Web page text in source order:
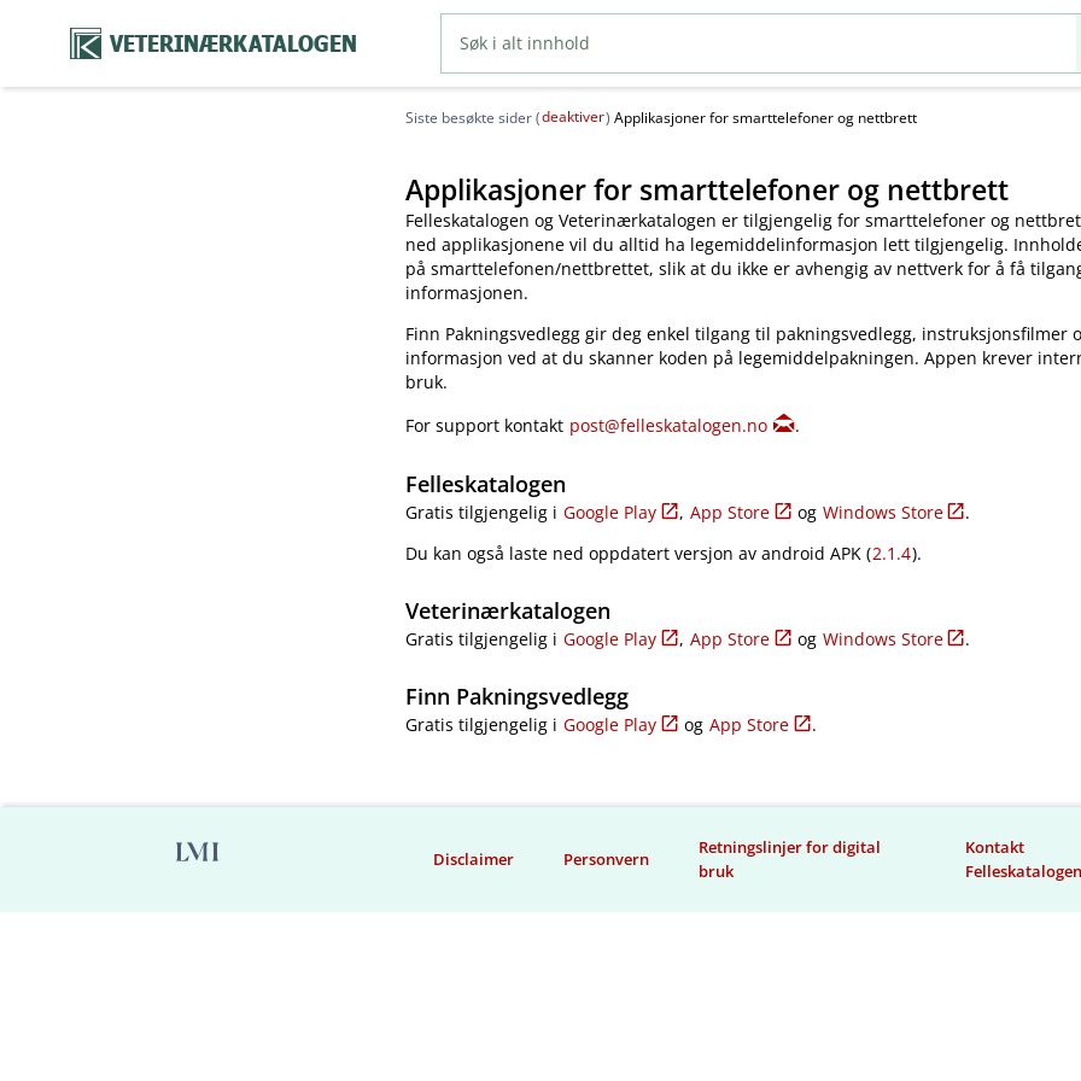
VETERINÆRKATALOGEN
Siste besøkte sider (deaktiver) Applikasjoner for smarttelefoner og nettbrett
Applikasjoner for smarttelefoner og nettbrett
Felleskatalogen og Veterinærkatalogen er tilgjengelig for smarttelefoner og
ned applikasjonene vil du alltid ha legemiddelinformasjon lett tilgjengelig.
på smarttelefonen​/​nettbrettet, slik at du ikke er avhengig av nettverk for å få
informasjonen.
Finn Pakningsvedlegg gir deg enkel tilgang til pakningsvedlegg, instruksjonsfilmer
informasjon ved at du skanner koden på legemiddelpakningen. Appen krever
bruk.
For support kontakt post@felleskatalogen.no .
Felleskatalogen
Gratis tilgjengelig i Google Play , App Store og Windows Store
.
Du kan også laste ned oppdatert versjon av android APK (2.1.4).
Veterinærkatalogen
Gratis tilgjengelig i Google Play , App Store og Windows Store .
Finn Pakningsvedlegg
Gratis tilgjengelig i Google Play og App Store .
Disclaimer Personvern
Retningslinjer for digital
bruk
Kontakt
Felleskatalogen